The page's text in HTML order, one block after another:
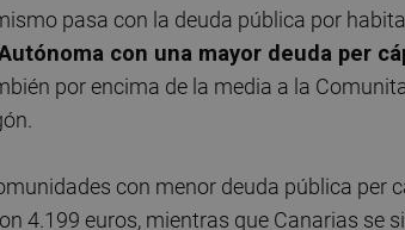
pasa con la deuda pública por
con una mayor deuda per
por encima de la media a la
con menor deuda pública per
4.199 euros, mientras que Canarias se